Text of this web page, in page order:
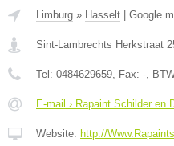
Limburg » Hasselt Google
Sint-Lambrechts Herkstraat
Tel: 0484629659, Fax: -,
E-mail › Rapaint Schilder en
Website: http://